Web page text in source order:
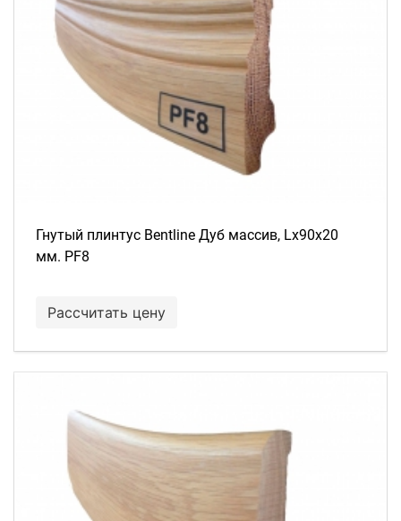
Гнутый плинтус Bentline Дуб массив, Lх90х20
мм. PF8
Рассчитать цену